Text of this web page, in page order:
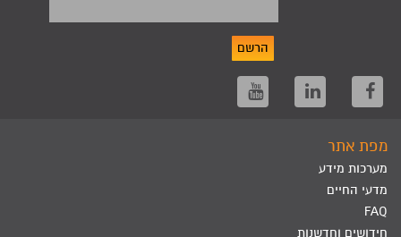
הרשם
מפת אתר
מערכות מידע
מדעי החיים
FAQ
חידושים וחדשנות